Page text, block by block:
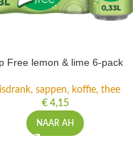
Free lemon & lime 6-pack
sappen, koffie, thee
€4,15
NAAR AH